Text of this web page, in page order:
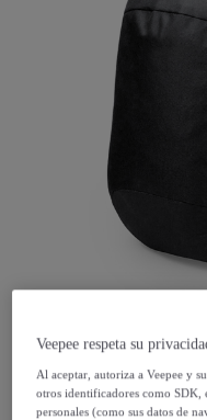
Tekkiwear
Veepee respeta su
Al aceptar, autoriza a Veepee y
otros identificadores como SDK,
personales (como sus datos de